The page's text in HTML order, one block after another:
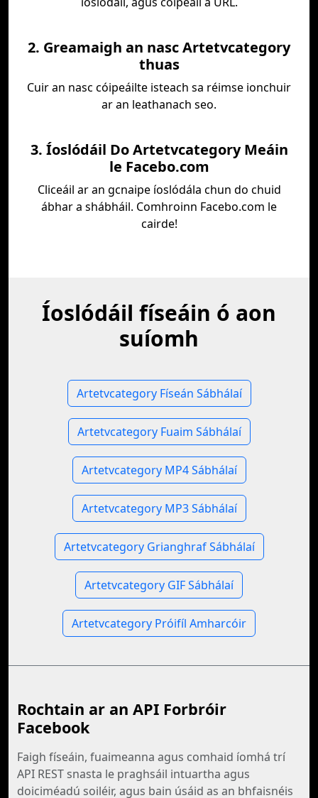
2. Greamaigh an nasc Artetvcategory
thuas
Cuir an nasc cóipeáilte isteach sa réimse ionchuir
ar an leathanach seo.
3. Íoslódáil Do Artetvcategory Meáin
le Facebo.com
Cliceáil ar an gcnaipe íoslódála chun do chuid
ábhar a shábháil. Comhroinn Facebo.com le
cairde!
Íoslódáil físeáin ó aon
suíomh
Artetvcategory Físeán Sábhálaí
Artetvcategory Fuaim Sábhálaí
Artetvcategory MP4 Sábhálaí
Artetvcategory MP3 Sábhálaí
Artetvcategory Grianghraf Sábhálaí
Artetvcategory GIF Sábhálaí
Artetvcategory Próifíl Amharcóir
Rochtain ar an API Forbróir
Facebook
Faigh físeáin, fuaimeanna agus comhaid íomhá trí
API REST snasta le praghsáil intuartha agus
doiciméadú soiléir, agus bain úsáid as an bhfaisnéis